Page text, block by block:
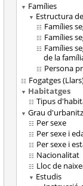
Famílies
Estructura
Famílies
Famílies
Famílies
de la
Persona
Fogatges
Habitatges
Tipus
Grau
Per sexe
Per sexe i
Per sexe i
Nacionalitat
Lloc de
Estudis